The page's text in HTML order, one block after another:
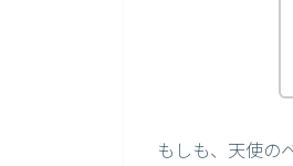
もしも、天使の